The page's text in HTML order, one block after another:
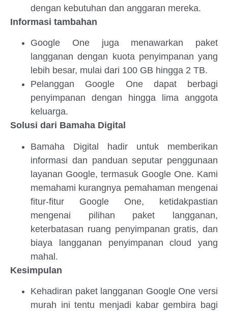
dengan kebutuhan dan anggaran mereka.
Informasi tambahan
Google One juga menawarkan paket
langganan dengan kuota penyimpanan yang
lebih besar, mulai dari 100 GB hingga 2 TB.
Pelanggan Google One dapat berbagi
penyimpanan dengan hingga lima anggota
keluarga.
Solusi dari Bamaha Digital
Bamaha Digital hadir untuk memberikan
informasi dan panduan seputar penggunaan
layanan Google, termasuk Google One. Kami
memahami kurangnya pemahaman mengenai
fitur-fitur Google One, ketidakpastian
mengenai pilihan paket langganan,
keterbatasan ruang penyimpanan gratis, dan
biaya langganan penyimpanan cloud yang
mahal.
Kesimpulan
Kehadiran paket langganan Google One versi
murah ini tentu menjadi kabar gembira bagi